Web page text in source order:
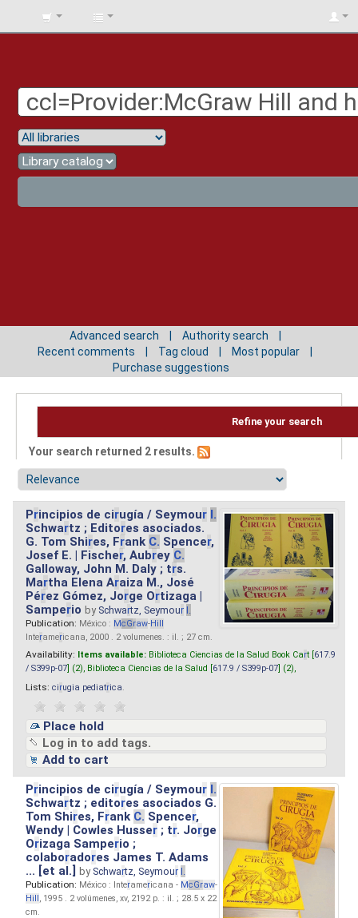
BIBLIOTECA
Advanced search
Authority search
Recent comments
Tag cloud
Most popular
Purchase suggestions
Refine your search
Your search returned 2 results.
Principios de cirugía / Seymour I.
Schwartz ; Editores asociados.
G. Tom Shires, Frank C. Spencer,
Josef E. | Fischer, Aubrey C.
Galloway, John M. Daly ; trs.
Martha Elena Araiza M., José
Pérez Gómez, Jorge Ortizaga |
Samperio by Schwartz, Seymour I.
Publication: México : McGraw-Hill
Interamericana, 2000 . 2 volumenes. : il. ; 27 cm.
Availability: Items available: Biblioteca Ciencias de la Salud Book Cart [ 617.9
/ S399p-07 ] (2), Biblioteca Ciencias de la Salud [ 617.9 / S399p-07 ] (2),
Lists: cirugia pediatrica
Place hold
Log in to add tags.
Add to cart
Principios de cirugía / Seymour I.
Schwartz ; editores asociados G.
Tom Shires, Frank C. Spencer,
Wendy | Cowles Husser ; tr. Jorge
Orizaga Samperio ;
colaboradores James T. Adams
... [et al.]by Schwartz, Seymour I.
Publication: México : Interamericana - McGraw-
Hill, 1995 . 2 volúmenes, xv, 2192 p. : il. ; 28.5 x 22
cm.